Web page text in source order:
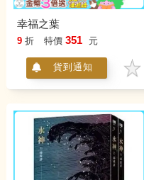
幸福之葉
9 折 特價 351 元
貨到通知